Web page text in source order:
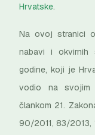
Hrvatske.
Na ovoj stranici
nabavi i okvirnih
godine, koji je
vodio na svojim
člankom 21.
90/2011, 83/2013,